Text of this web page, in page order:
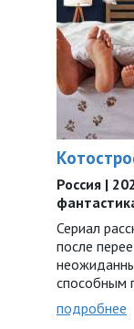
Россия |
Сериал
после
способным
подробнее